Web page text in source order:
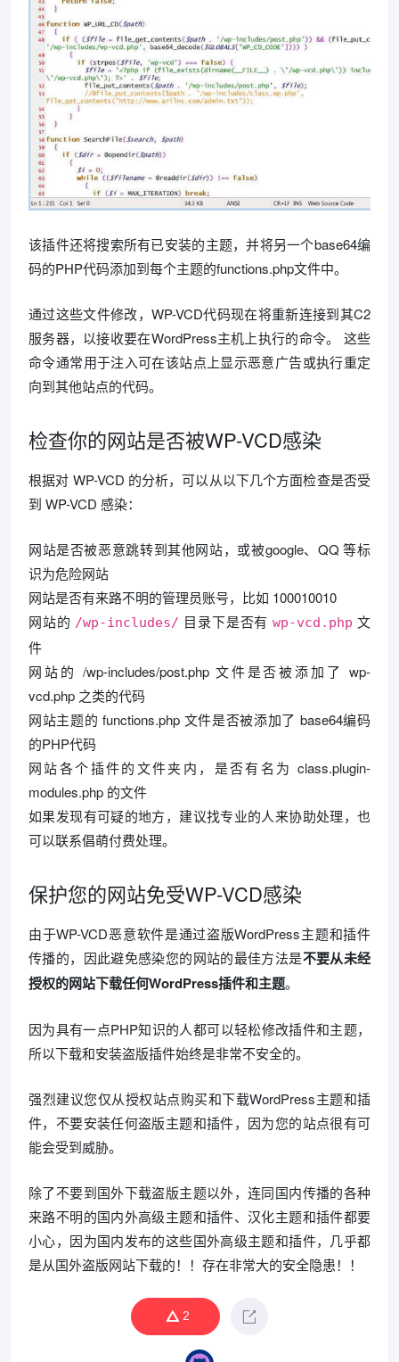
该插件还将搜索所有已安装的主题，并将另一个base64编
码的PHP代码添加到每个主题的functions.php文件中。
通过这些文件修改，WP-VCD代码现在将重新连接到其C2
服务器，以接收要在WordPress主机上执行的命令。 这些
命令通常用于注入可在该站点上显示恶意广告或执行重定
向到其他站点的代码。
检查你的网站是否被WP-VCD感染
根据对 WP-VCD 的分析，可以从以下几个方面检查是否受
到 WP-VCD 感染：
网站是否被恶意跳转到其他网站，或被google、QQ 等标
识为危险网站
网站是否有来路不明的管理员账号，比如 100010010
网站的 /wp-includes/ 目录下是否有wp-vcd.php 文
件
网站的 /wp-includes/post.php 文件是否被添加了 wp-
vcd.php 之类的代码
网站主题的 functions.php 文件是否被添加了 base64编码
的PHP代码
网站各个插件的文件夹内，是否有名为 class.plugin-
modules.php 的文件
如果发现有可疑的地方，建议找专业的人来协助处理，也
可以联系倡萌付费处理。
保护您的网站免受WP-VCD感染
由于WP-VCD恶意软件是通过盗版WordPress主题和插件
传播的，因此避免感染您的网站的最佳方法是不要从未经
授权的网站下载任何WordPress插件和主题。
因为具有一点PHP知识的人都可以轻松修改插件和主题，
所以下载和安装盗版插件始终是非常不安全的。
强烈建议您仅从授权站点购买和下载WordPress主题和插
件，不要安装任何盗版主题和插件，因为您的站点很有可
能会受到威胁。
除了不要到国外下载盗版主题以外，连同国内传播的各种
来路不明的国内外高级主题和插件、汉化主题和插件都要
小心，因为国内发布的这些国外高级主题和插件，几乎都
是从国外盗版网站下载的！！存在非常大的安全隐患！！
2